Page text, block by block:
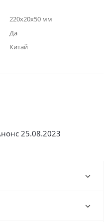
220х20х50 мм
Да
Китай
25.08.2023